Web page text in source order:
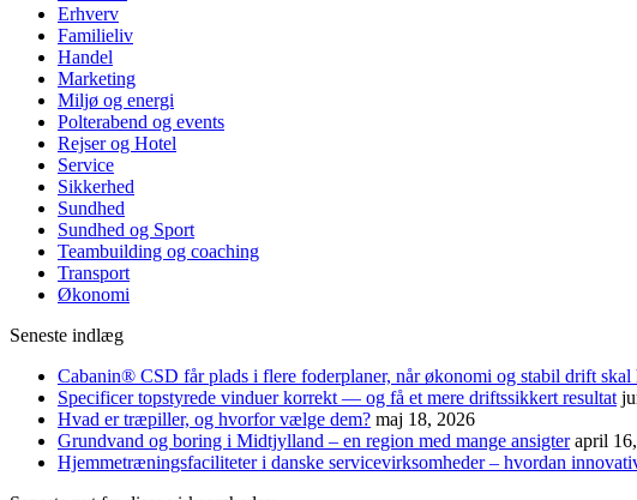
Erhverv
Familieliv
Handel
Marketing
Miljø og energi
Polterabend og events
Rejser og Hotel
Service
Sikkerhed
Sundhed
Sundhed og Sport
Teambuilding og coaching
Transport
Økonomi
Seneste indlæg
Cabanin® CSD får plads i flere foderplaner, når økonomi og stabil drift skal
Specificer topstyrede vinduer korrekt — og få et mere driftssikkert resultat
Hvad er træpiller, og hvorfor vælge dem? maj 18, 2026
Grundvand og boring i Midtjylland – en region med mange ansigter april
Hjemmetræningsfaciliteter i danske servicevirksomheder – hvordan